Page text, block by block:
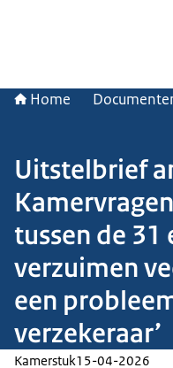
Home
Uitstelbrief
tussen de 31
verzuimen
een
verzekeraar’
Kamerstuk15-04-2026